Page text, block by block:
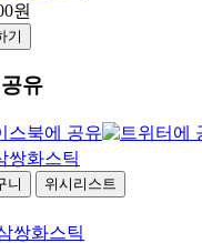
원
기
유
니 위시리스트
쌍화스틱